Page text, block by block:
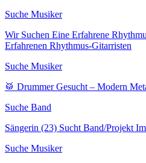
Suche Musiker
Wir Suchen Eine Erfahrene
Erfahrenen Rhythmus-Gitarristen
Suche Musiker
🥁 Drummer Gesucht – Modern
Suche Band
Sängerin (23) Sucht Band/Projekt
Suche Musiker